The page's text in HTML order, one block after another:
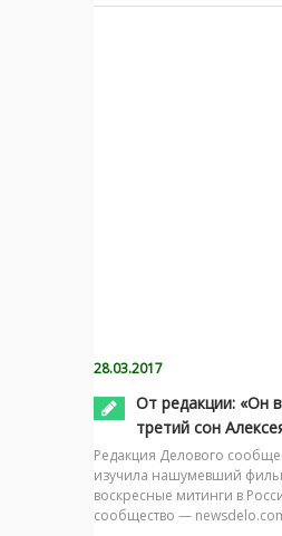
28.03.2017
От редакции: «Он
третий сон
Редакция Делового
изучила нашумевший
воскресные митинги в
сообщество —